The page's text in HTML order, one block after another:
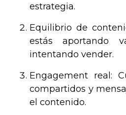
estrategia.
Equilibrio de
estás aportando
intentando vender.
Engagement real:
compartidos y
el contenido.